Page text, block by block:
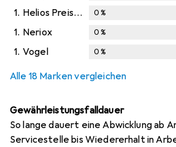
1. Helios Preisser 0%
1. Neriox 0%
1. Vogel 0%
Alle 18 Marken vergleichen
Gewährleistungsfalldauer
So lange dauert eine Abwicklung ab
Servicestelle bis Wiedererhalt in